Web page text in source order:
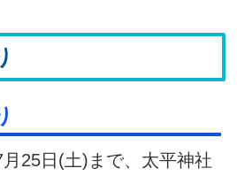
25日(土)まで、太平神社